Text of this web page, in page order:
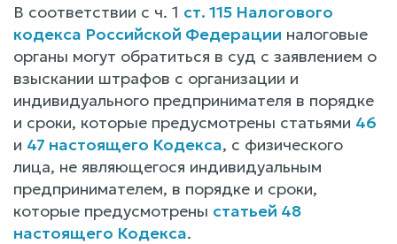
В соответствии с ч. 1 ст. 115 Налогового
кодекса Российской Федерации налоговые
органы могут обратиться в суд с заявлением о
взыскании штрафов с организации и
индивидуального предпринимателя в порядке
и сроки, которые предусмотрены статьями 46
и 47 настоящего Кодекса, с физического
лица, не являющегося индивидуальным
предпринимателем, в порядке и сроки,
которые предусмотрены статьей 48
настоящего Кодекса.